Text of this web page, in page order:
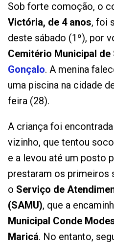
Sob forte comoção, o
Victória, de 4 anos, foi
deste sábado (1º), por
Cemitério Municipal de
Gonçalo. A menina
uma piscina na cidade
feira (28).
A criança foi
vizinho, que tentou
e a levou até um posto
prestaram os primeiros
o Serviço de
(SAMU), que a
Municipal Conde
Maricá. No entanto,